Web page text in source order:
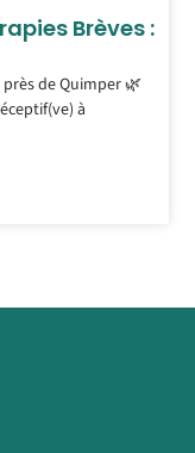
Brèves :
de Quimper 🌿
à